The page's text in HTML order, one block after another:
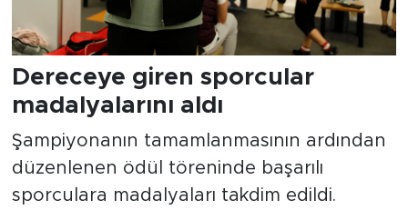
Dereceye giren sporcular
madalyalarını aldı
Şampiyonanın tamamlanmasının ardından
düzenlenen ödül töreninde başarılı
sporculara madalyaları takdim edildi.